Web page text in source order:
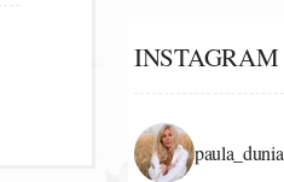
INSTAGRAM
paula_dunia